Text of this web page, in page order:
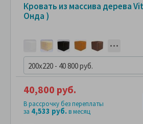
Кровать из массива дерева
Онда )
200x220 - 40 800 руб.
40,800 руб.
В рассрочку без переплаты
за 4,533 руб.в месяц